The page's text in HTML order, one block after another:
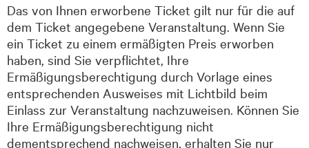
Das von Ihnen erworbene Ticket gilt nur für die auf
dem Ticket angegebene Veranstaltung. Wenn Sie
ein Ticket zu einem ermäßigten Preis erworben
haben, sind Sie verpflichtet, Ihre
Ermäßigungsberechtigung durch Vorlage eines
entsprechenden Ausweises mit Lichtbild beim
Einlass zur Veranstaltung nachzuweisen. Können Sie
Ihre Ermäßigungsberechtigung nicht
dementsprechend nachweisen, erhalten Sie nur